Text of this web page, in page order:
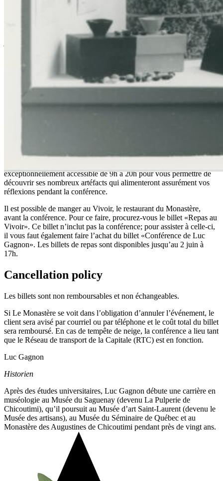
Conscientes de l’importance de leur patrimoine, les Augustines de
le regroupement, la documentation etle
traitement de leur collection, constituée d’artefact
et d’objets d’art
Par la suite, d’autres objetssontconservéset
objets des autres
monastères des Augustines, lors du
regroupement des collections ici au Monastère de l’Hôtel-Dieu de
public d’entrer en contact avec ces
une partie de la conférence se déroulera dans l
du Musée.
Le prix de la conférence inclut un accès au Musée du Monastère des
exceptionnellement accessible de 9h à 20h pour vous permettre de
découvrir ses nombreux artéfacts qui alimenteront assurément vos
réflexions pendant la conférence.
Il est possible de manger au Vivoir, le restaurant du Monastère,
avant la conférence. Pour ce faire, procurez-vous le billet «Repas au
Vivoir». Ce billet n’inclut pas la conférence; pour assister à celle-ci,
il vous faut également faire l’achat du billet «Conférence de Luc
Gagnon». Les billets de repas sont disponibles jusqu’au 2 juin à
17h.
Cancellation policy
Les billets sont non remboursables et non échangeables.
Si Le Monastère se voit dans l’obligation d’annuler l’événement, le
client sera avisé par courriel ou par téléphone et le coût total du billet
sera remboursé. En cas de tempête de neige, la conférence a lieu tant
que le Réseau de transport de la Capitale (RTC) est en fonction.
Luc Gagnon
Historien
Après des études universitaires, Luc Gagnon débute une carrière en
muséologie au Musée du Saguenay (devenu La Pulperie de
Chicoutimi), qu’il poursuit au Musée d’art Saint-Laurent (devenu le
Musée des artisans), au Musée du Séminaire de Québec et au
Monastère des Augustines de Chicoutimi pendant près de vingt ans.